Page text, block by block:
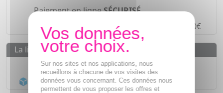
Paiement en ligneSÉCURISÉ
Paiement en 4 fois sans frais à partir de 30€
La livraison
Livraison gratuite dès55€
Acheminement Chronoposten 24h*
Sur nos sites et nos applications, nous
recueillons à chacune de vos visites des
données vous concernant. Ces données nous
permettent de vous proposer les offres et